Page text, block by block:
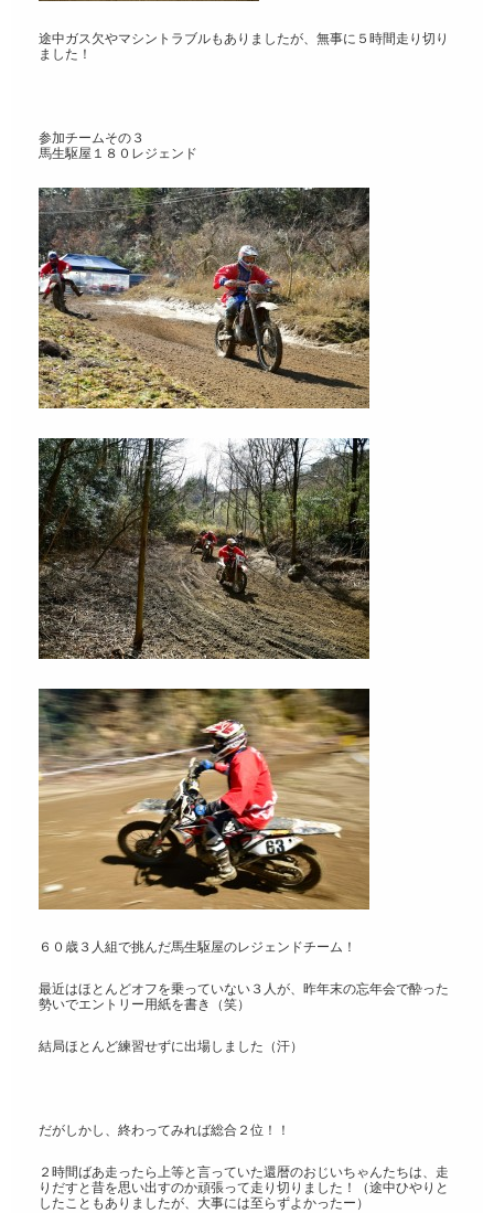
途中ガス欠やマシントラブルもありましたが、無事に５時間走り切り
ました！
参加チームその３
馬生駆屋１８０レジェンド
６０歳３人組で挑んだ馬生駆屋のレジェンドチーム！
最近はほとんどオフを乗っていない３人が、昨年末の忘年会で酔った
勢いでエントリー用紙を書き（笑）
結局ほとんど練習せずに出場しました（汗）
だがしかし、終わってみれば総合２位！！
２時間ばあ走ったら上等と言っていた還暦のおじいちゃんたちは、走
りだすと昔を思い出すのか頑張って走り切りました！（途中ひやりと
したこともありましたが、大事には至らずよかったー）